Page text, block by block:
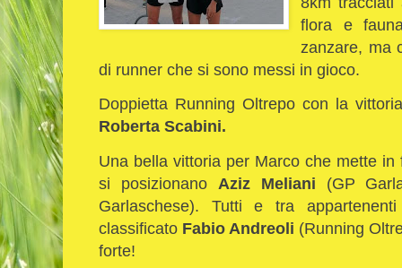
flora e
zanzare, ma
di runner che si sono messi in gioco.
Doppietta Running Oltrepo con la
Roberta Scabini.
Una bella vittoria per Marco che mette
si posizionano Aziz Meliani (GP
Garlaschese). Tutti e tra
classificato Fabio Andreoli (Running
forte!